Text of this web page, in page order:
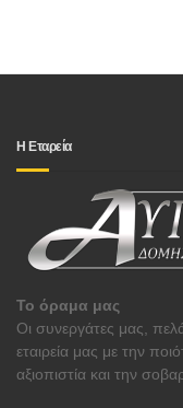
Η Εταρεία
Το όραμα μας
Οι συνεργάτες μας,
εταιρεία μας με την
αξιοπιστία και την